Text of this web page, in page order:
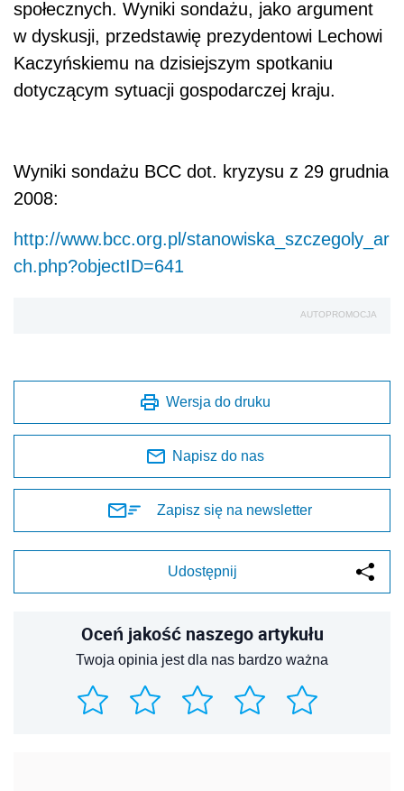
społecznych. Wyniki sondażu, jako argument
w dyskusji, przedstawię prezydentowi Lechowi
Kaczyńskiemu na dzisiejszym spotkaniu
dotyczącym sytuacji gospodarczej kraju.
Wyniki sondażu BCC dot. kryzysu z 29 grudnia
2008:
http://www.bcc.org.pl/stanowiska_szczegoly_ar
ch.php?objectID=641
AUTOPROMOCJA
Wersja do druku
Napisz do nas
Zapisz się na newsletter
Udostępnij
Oceń jakość naszego artykułu
Twoja opinia jest dla nas bardzo ważna